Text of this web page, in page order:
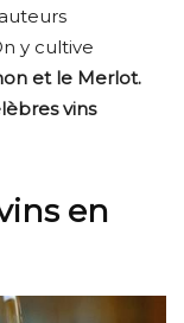
y cultive
et le Merlot.
vins
en